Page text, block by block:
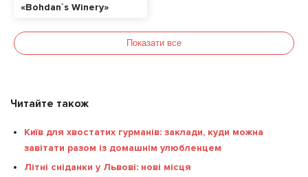
«Bohdan`s Winery»
авторське Піно
Показати все
Читайте також
Київ для хвостатих гурманів: заклади, куди можна
завітати разом із домашнім улюбленцем
Літні сніданки у Львові: нові місця